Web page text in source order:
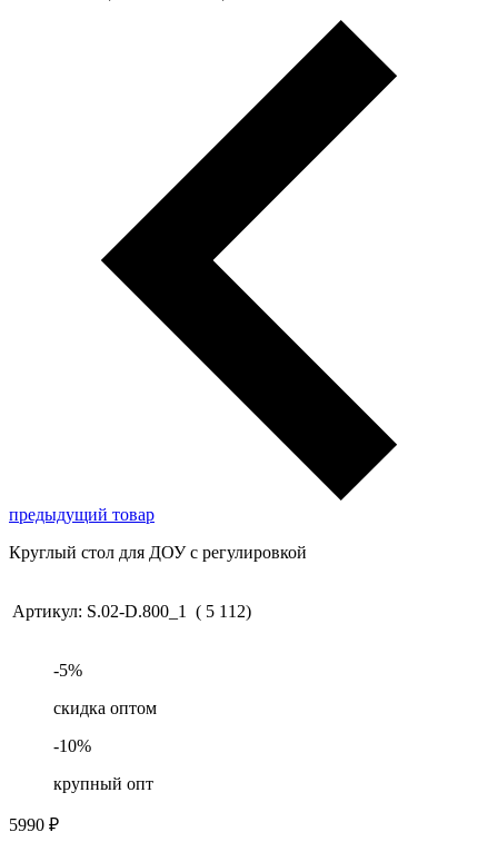
предыдущий товар
Круглый стол для ДОУ с регулировкой
Артикул: S.02-D.800_1 ( 5 112)
-5%
скидка оптом
-10%
крупный опт
5990 ₽